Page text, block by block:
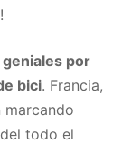
por
bici. Francia,
marcando
todo el